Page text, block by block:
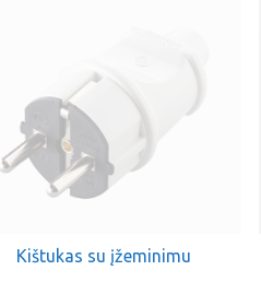
Kištukas su įžeminimu